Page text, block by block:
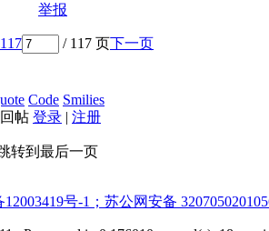
举报
/ 117 页下一页
Code Smilies
帖 登录 | 注册
转到最后一页
12003419号-1；苏公网安备